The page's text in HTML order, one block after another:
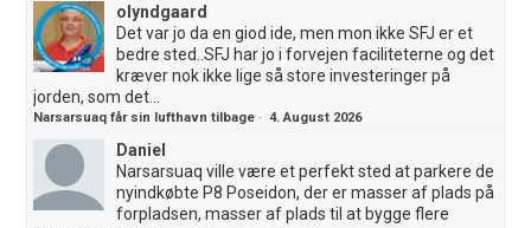
olyndgaard
Det var jo da en giod ide, men mon ikke SFJ er et
bedre sted..SFJ har jo i forvejen faciliteterne og det
kræver nok ikke lige så store investeringer på
jorden, som det...
Narsarsuaq får sin lufthavn tilbage ·4. August 2026
Daniel
Narsarsuaq ville være et perfekt sted at parkere de
nyindkøbte P8 Poseidon, der er masser af plads på
forpladsen, masser af plads til at bygge flere